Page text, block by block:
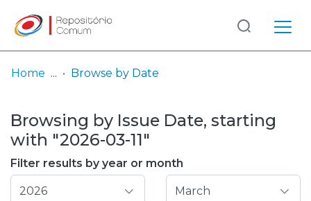
& Collections
Browse repository
Entities
Log
In
(current)
Home Browse by Date
Browsing by Issue Date, starting
with "2026-03-11"
Filter results by year or month